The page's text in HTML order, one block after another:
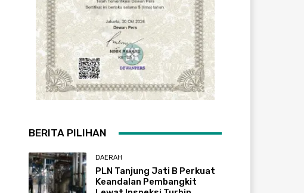
BERITA PILIHAN
DAERAH
PLN Tanjung Jati B Perkuat
Keandalan Pembangkit